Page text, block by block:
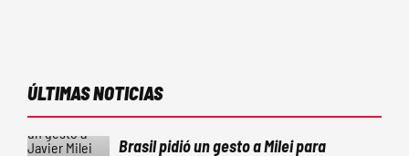
ÚLTIMAS NOTICIAS
Brasil pidió un gesto a Milei para